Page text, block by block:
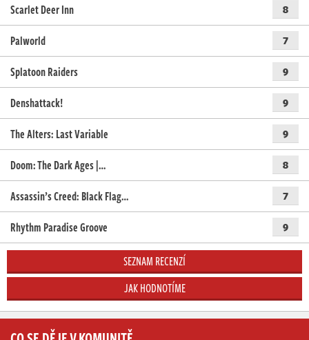
Scarlet Deer Inn
8
Palworld 7
Splatoon Raiders 9
Denshattack! 9
The Alters: Last Variable 9
Doom: The Dark Ages |… 8
Assassin’s Creed: Black Flag… 7
Rhythm Paradise Groove 9
SEZNAM RECENZÍ
JAK HODNOTÍME